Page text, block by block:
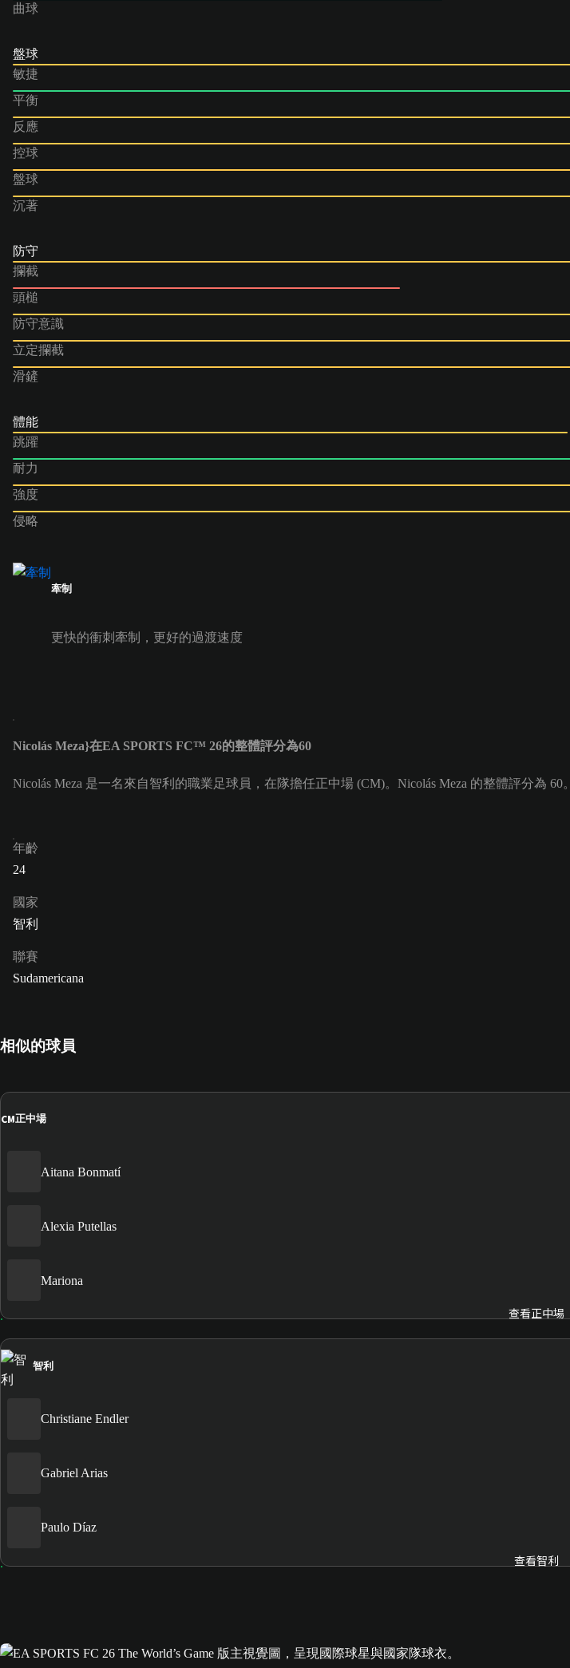
曲球
盤球
敏捷
平衡
反應
控球
盤球
沉著
防守
攔截
頭槌
防守意識
立定攔截
滑鏟
體能
跳躍
耐力
強度
侵略
牽制
更快的衝刺牽制，更好的過渡速度
Nicolás Meza}在EA SPORTS FC™ 26的整體評分為60
Nicolás Meza 是一名來自智利的職業足球員，在隊擔任正中場 (CM)。Nicolás Meza 的整體評分為 60。
年齡
24
國家
智利
聯賽
Sudamericana
相似的球員
CM正中場
Aitana Bonmatí
Alexia Putellas
Mariona
查看正中場
智利
Christiane Endler
Gabriel Arias
Paulo Díaz
查看智利